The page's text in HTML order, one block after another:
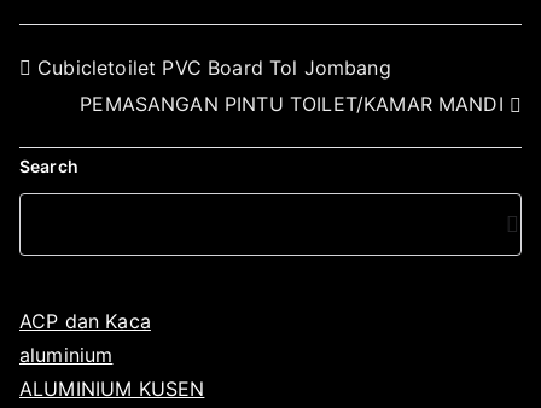
Cubicletoilet PVC Board Tol Jombang
PEMASANGAN PINTU TOILET/KAMAR MANDI
Search
ACP dan Kaca
aluminium
ALUMINIUM KUSEN